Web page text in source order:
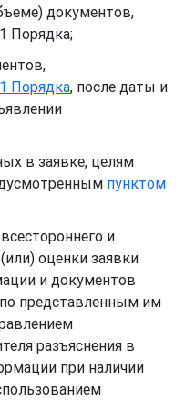
документов,
Порядка;
Порядка, после даты и
в заявке, целям
пунктом
и
оценки заявки
и документов
по представленным им
разъяснения в
при наличии